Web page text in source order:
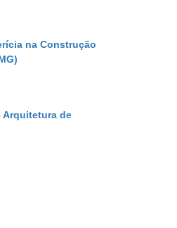
na Construção
Arquitetura de